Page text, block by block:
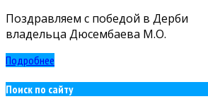
Поздравляем с победой в Дерби
владельца Дюсембаева М.О.
Подробнее
Поиск по сайту